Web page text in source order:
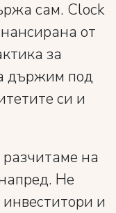
сам. Clock
от
за
държим под
си и
на
Не
и